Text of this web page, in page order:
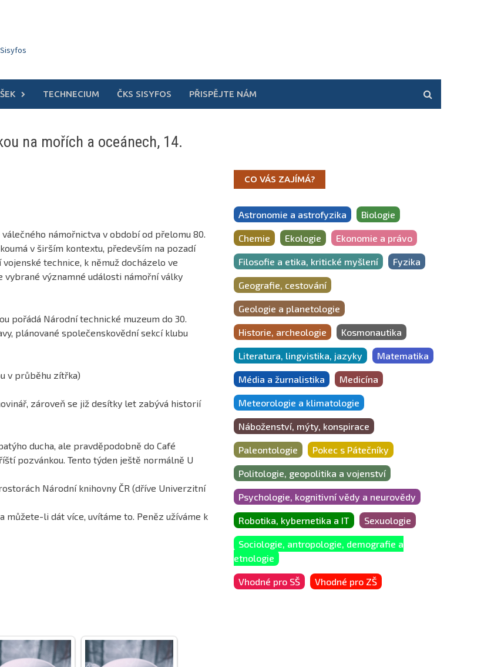
TECHNECIUM ČKS SISYFOS PŘISPĚJTE NÁM
na mořích a oceánech, 14.
námořnictva v období od přelomu 80.
v širším kontextu, především na pozadí
technice, k němuž docházelo ve
vybrané významné události námořní války
pořádá Národní technické muzeum do 30.
plánované společenskovědní sekcí klubu
v průběhu zítřka)
zároveň se již desítky let zabývá historií
ducha, ale pravděpodobně do Café
pozvánkou. Tento týden ještě normálně U
Národní knihovny ČR (dříve Univerzitní
můžete-li dát více, uvítáme to. Peněz užíváme k
CO VÁS ZAJÍMÁ?
Astronomie a astrofyzika Biologie
Chemie Ekologie Ekonomie a právo
Filosofie a etika, kritické myšlení Fyzika
Geografie, cestování
Geologie a planetologie
Historie, archeologie Kosmonautika
Literatura, lingvistika, jazyky Matematika
Média a žurnalistika Medicína
Meteorologie a klimatologie
Náboženství, mýty, konspirace
Paleontologie Pokec s Pátečníky
Politologie, geopolitika a vojenství
Psychologie, kognitivní vědy a neurovědy
Robotika, kybernetika a IT Sexuologie
Sociologie, antropologie, demografie a
etnologie
Vhodné pro SŠ Vhodné pro ZŠ